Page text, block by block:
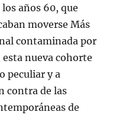
años 60, que
moverse Más
contaminada por
nueva cohorte
peculiar y a
contra de las
de